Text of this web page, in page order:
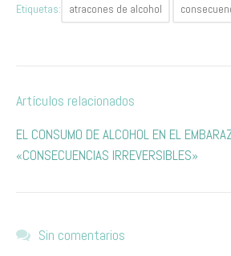
Etiquetas: atracones de alcohol
Artículos relacionados
EL CONSUMO DE ALCOHOL EN EL
«CONSECUENCIAS IRREVERSIBLES»
Sin comentarios